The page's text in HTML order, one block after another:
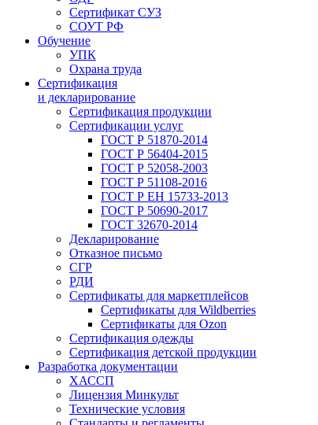
Сертификат СУЗ
СОУТ РФ
Обучение
УПК
Охрана труда
Сертификация
и декларирование
Сертификация продукции
Сертификации услуг
ГОСТ Р 51870-2014
ГОСТ Р 56404-2015
ГОСТ Р 52058-2003
ГОСТ Р 51108-2016
ГОСТ Р ЕН 15733-2013
ГОСТ Р 50690-2017
ГОСТ 32670-2014
Декларирование
Отказное письмо
СГР
РДИ
Сертификаты для маркетплейсов
Сертификаты для Wildberries
Сертификаты для Ozon
Сертификация одежды
Сертификация детской продукции
Разработка документации
ХАССП
Лицензия Минкульт
Технические условия